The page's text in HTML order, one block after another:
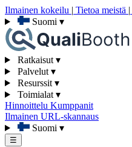
Ilmainen kokeilu | Tietoa meistä |
Suomi ▾
Ratkaisut ▾
Palvelut ▾
Resurssit ▾
Toimialat ▾
Hinnoittelu Kumppanit
Ilmainen URL-skannaus
Suomi ▾
☰